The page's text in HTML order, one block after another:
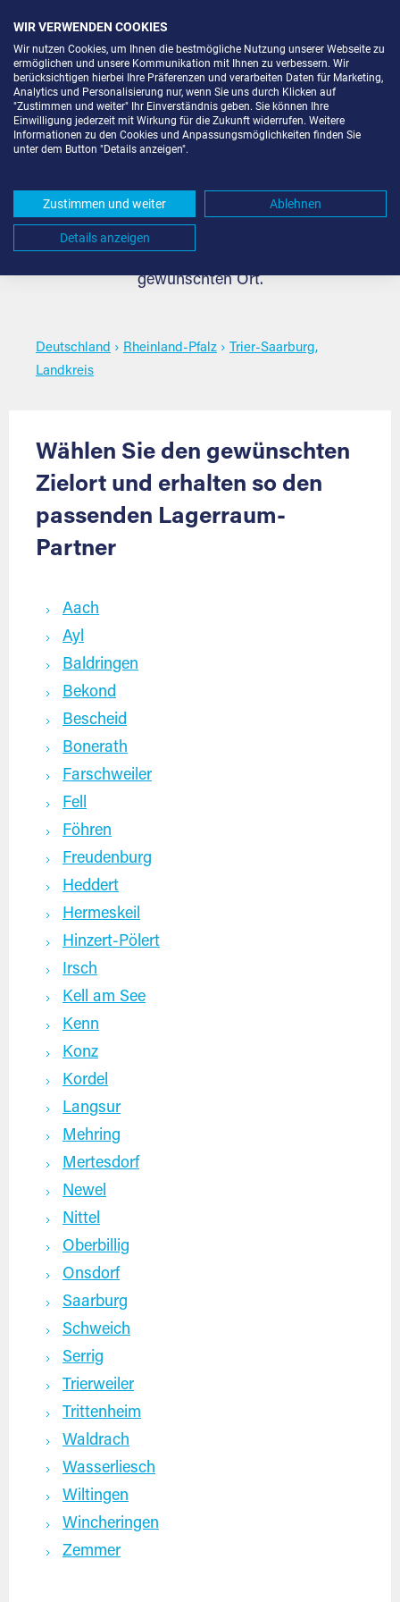
Lagerbox mieten in Trier-
Saarburg, Landkreis
Die passende Lagerbox mieten für jeden Bedarf in
gewünschten Ort.
Deutschland › Rheinland-Pfalz › Trier-Saarburg,
Landkreis
Wählen Sie den gewünschten
Zielort und erhalten so den
passenden Lagerraum-
Partner
Aach
Ayl
Baldringen
Bekond
Bescheid
Bonerath
Farschweiler
Fell
Föhren
Freudenburg
Heddert
Hermeskeil
Hinzert-Pölert
Irsch
Kell am See
Kenn
Konz
Kordel
Langsur
Mehring
Mertesdorf
Newel
Nittel
Oberbillig
Onsdorf
Saarburg
Schweich
Serrig
Trierweiler
Trittenheim
Waldrach
Wasserliesch
Wiltingen
Wincheringen
Zemmer
WIR VERWENDEN COOKIES
Wir nutzen Cookies, um Ihnen die bestmögliche Nutzung unserer Webseite zu
ermöglichen und unsere Kommunikation mit Ihnen zu verbessern. Wir
berücksichtigen hierbei Ihre Präferenzen und verarbeiten Daten für Marketing,
Analytics und Personalisierung nur, wenn Sie uns durch Klicken auf
"Zustimmen und weiter" Ihr Einverständnis geben. Sie können Ihre
Einwilligung jederzeit mit Wirkung für die Zukunft widerrufen. Weitere
Informationen zu den Cookies und Anpassungsmöglichkeiten finden Sie
unter dem Button "Details anzeigen".
Zustimmen und weiter Ablehnen
Details anzeigen